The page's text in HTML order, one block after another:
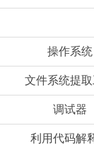
操作系统
文件系统提
调试器
利用代码解